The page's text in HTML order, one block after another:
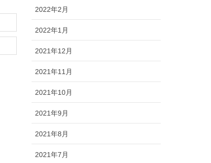
2022年2月
2022年1月
2021年12月
2021年11月
2021年10月
2021年9月
2021年8月
2021年7月